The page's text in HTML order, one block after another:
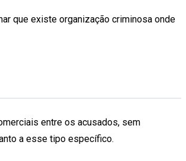
que existe organização criminosa onde
entre os acusados, sem
a esse tipo específico.